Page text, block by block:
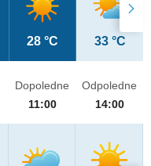
28 °C 33 °C
Dopoledne
11:00
Odpoledne
14:00